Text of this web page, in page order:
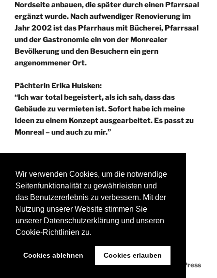
Wir verwenden Cookies, um die notwendige
Seitenfunktionalität zu gewährleisten und
das Benutzererlebnis zu verbessern. Mit der
Nutzung unserer Website stimmen Sie
unserer Datenschutzerklärung und unseren
Cookie-Richtlinien zu.
Cookies ablehnen Cookies erlauben
Nordseite anbauen, die später durch einen Pfarrsaal
ergänzt wurde. Nach aufwendiger Renovierung im
Jahr 2002 ist das Pfarrhaus mit Bücherei, Pfarrsaal
und der Gastronomie ein von der Monrealer
Bevölkerung und den Besuchern ein gern
angenommener Ort.
Pächterin Erika Huisken:
“Ich war total begeistert, als ich sah, dass das
Gebäude zu vermieten ist. Sofort habe ich meine
Ideen zu einem Konzept ausgearbeitet. Es passt zu
Monreal – und auch zu mir.”
®PPS KOBLENZ
Programmierung und Gestaltung der Seite:
PPS KOBLENZ – Birgit Hoernchen
Stolz präsentiert von WordPress